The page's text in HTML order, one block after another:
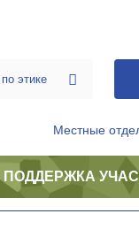
Местные
ПОДДЕРЖКА